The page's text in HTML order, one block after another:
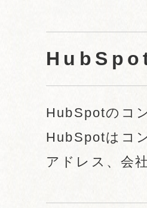
HubSpot
HubSpotのコ
HubSpotはコ
アドレス、会